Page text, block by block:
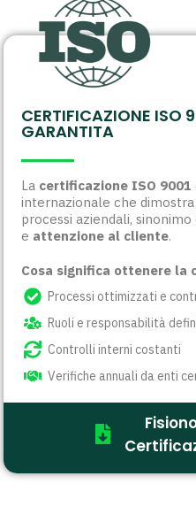
CERTIFICAZIONE ISO
GARANTITA
La certificazione ISO 9001
internazionale che
processi aziendali, sinonimo
e attenzione al cliente.
Cosa significa ottenere la
Processi ottimizzati e
Ruoli e responsabilità
Controlli interni costanti
Verifiche annuali da enti